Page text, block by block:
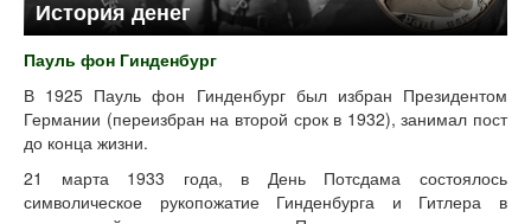
История денег
Пауль фон Гинденбург
В 1925 Пауль фон Гинденбург был избран Президентом
Германии (переизбран на второй срок в 1932), занимал пост
до конца жизни.
21 марта 1933 года, в День Потсдама состоялось
символическое рукопожатие Гинденбурга и Гитлера в